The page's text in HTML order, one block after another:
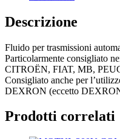
Descrizione
Fluido per trasmissioni
Particolarmente consigliato
CITROËN, FIAT, MB,
Consigliato anche per
DEXRON (eccetto
Prodotti correlati